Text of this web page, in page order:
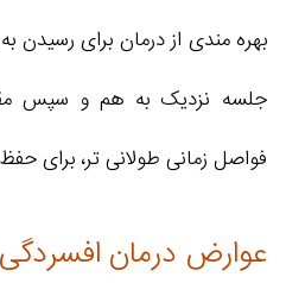
بهره مندی از درمان برای رسیدن
جلسه نزدیک به هم و سپس
فواصل زمانی طولانی تر، برای
عوارض درمان